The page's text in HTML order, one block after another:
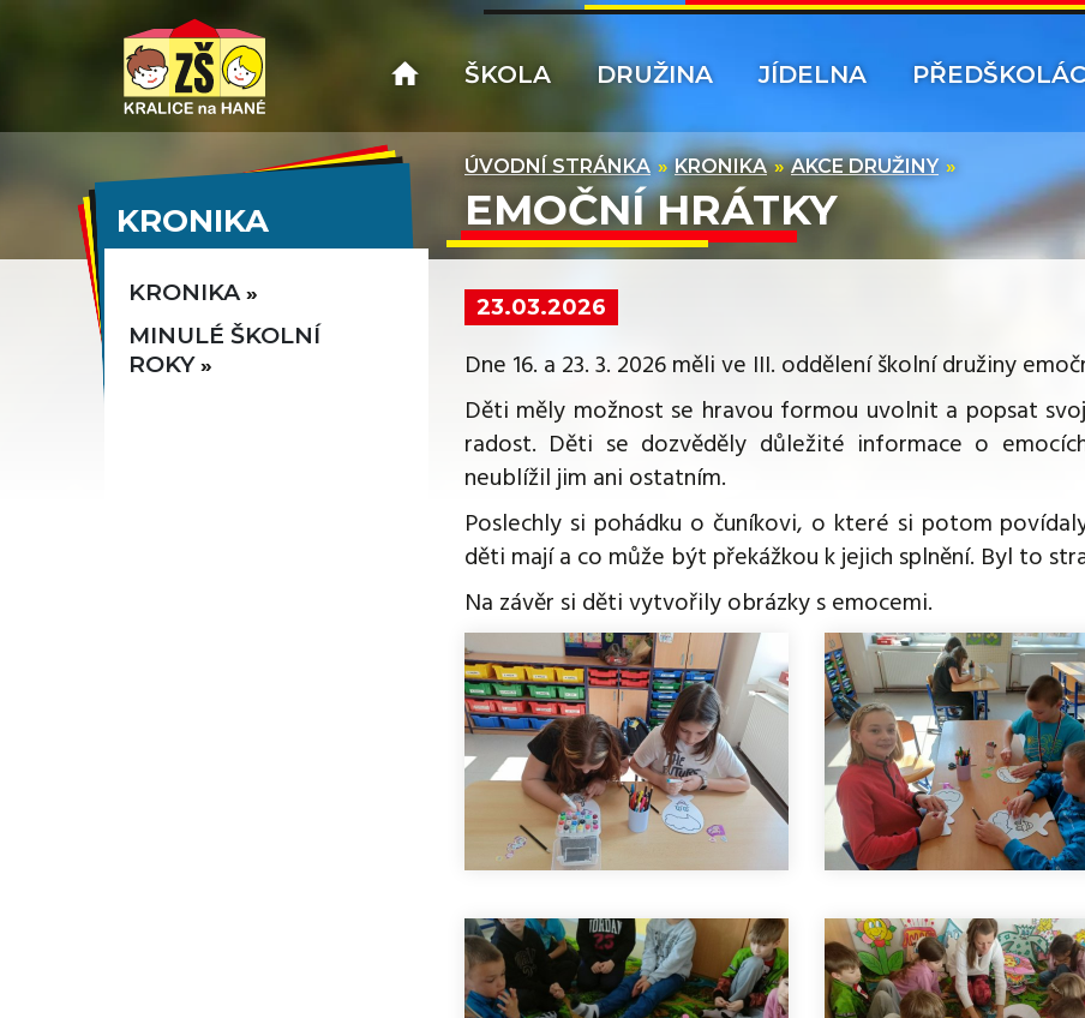
ŠKOLA DRUŽINA JÍDELNA
ÚVODNÍ STRÁNKA KRONIKA AKCE DRUŽINY
EMOČNÍ HRÁTKY
KRONIKA
KRONIKA
MINULÉ ŠKOLNÍ
ROKY
23.03.2026
Dne 16. a 23. 3. 2026 měli ve III. oddělení školní družiny
Děti měly možnost se hravou formou uvolnit a popsat
radost. Děti se dozvěděly důležité informace o
neublížil jim ani ostatním.
Poslechly si pohádku o čuníkovi, o které si potom
děti mají a co může být překážkou k jejich splnění. Byl to
Na závěr si děti vytvořily obrázky s emocemi.